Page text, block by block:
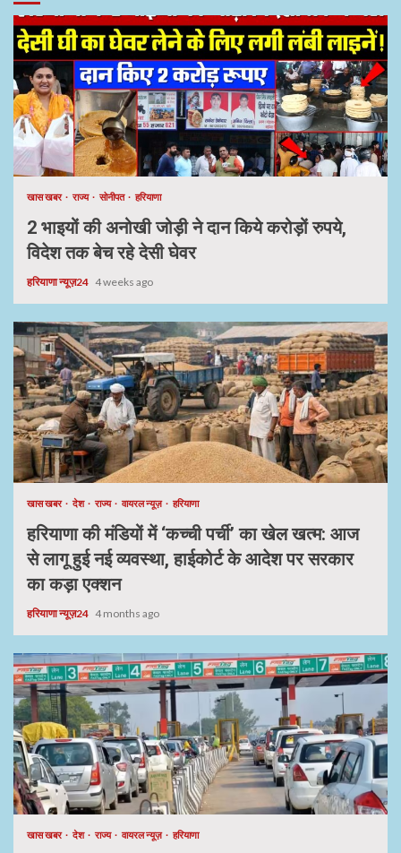
खास खबर राज्य सोनीपत हरियाणा
2 भाइयों की अनोखी जोड़ी ने दान किये करोड़ों रुपये,
विदेश तक बेच रहे देसी घेवर
हरियाणा न्यूज़24 4 weeks ago
खास खबर देश राज्य वायरल न्यूज़ हरियाणा
हरियाणा की मंडियों में ‘कच्ची पर्ची’ का खेल खत्म: आज
से लागू हुई नई व्यवस्था, हाईकोर्ट के आदेश पर सरकार
का कड़ा एक्शन
हरियाणा न्यूज़24 4 months ago
खास खबर देश राज्य वायरल न्यूज़ हरियाणा